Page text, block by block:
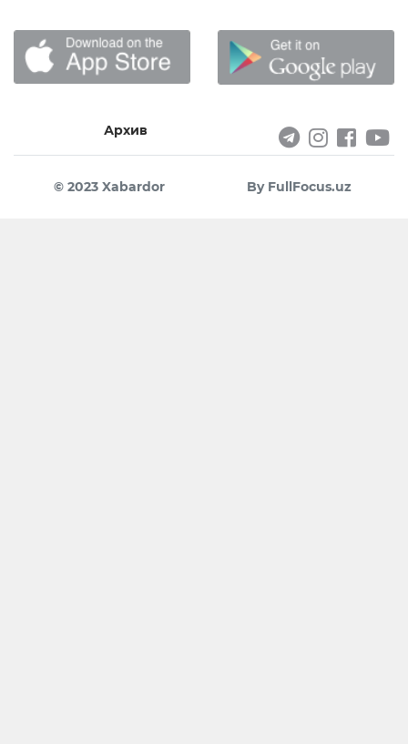
Архив
© 2023 Xabardor By FullFocus.uz